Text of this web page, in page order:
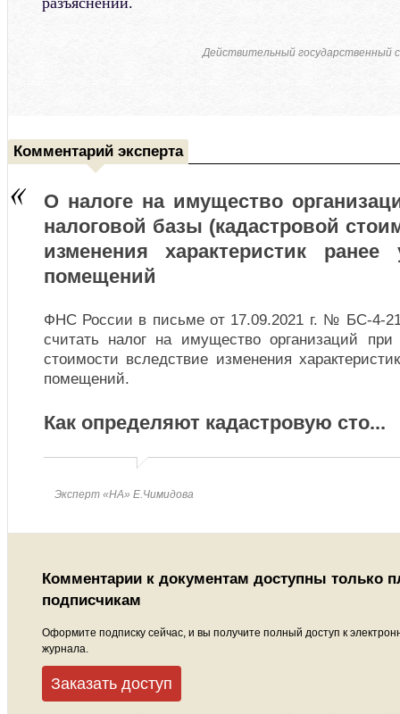
Действительный государственный
Комментарий эксперта
О налоге на имущество
налоговой базы (кадастровой
изменения характеристик
помещений
ФНС России в письме от 17.09.2021 г. № БС-4-21/
считать налог на имущество организаций при
стоимости вследствие изменения
помещений.
Как определяют кадастровую сто...
Эксперт «НА» Е.Чимидова
Комментарии к документам доступны только
подписчикам
Оформите подписку сейчас, и вы получите полный доступ к
журнала.
Заказать доступ